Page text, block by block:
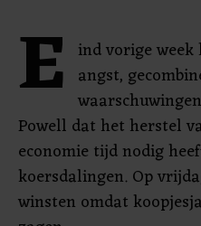
E ind vorige
angst,
Powell dat het herstel
economie tijd nodig
koersdalingen. Op
winsten omdat